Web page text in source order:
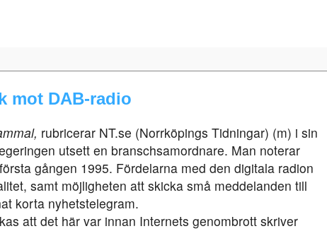
mot DAB-radio
rubricerar NT.se (Norrköpings Tidningar) (m) i sin
utsett en branschsamordnare. Man noterar
gången 1995. Fördelarna med den digitala radion
samt möjligheten att skicka små meddelanden till
korta nyhetstelegram.
att det här var innan Internets genombrott skriver